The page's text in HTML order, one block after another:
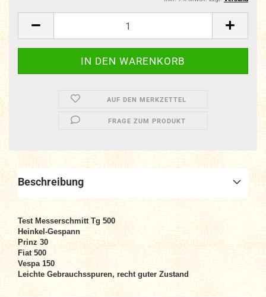
AUF DEN MERKZETTEL
FRAGE ZUM PRODUKT
Beschreibung
Test Messerschmitt Tg 500
Heinkel-Gespann
Prinz 30
Fiat 500
Vespa 150
Leichte Gebrauchsspuren, recht guter Zustand